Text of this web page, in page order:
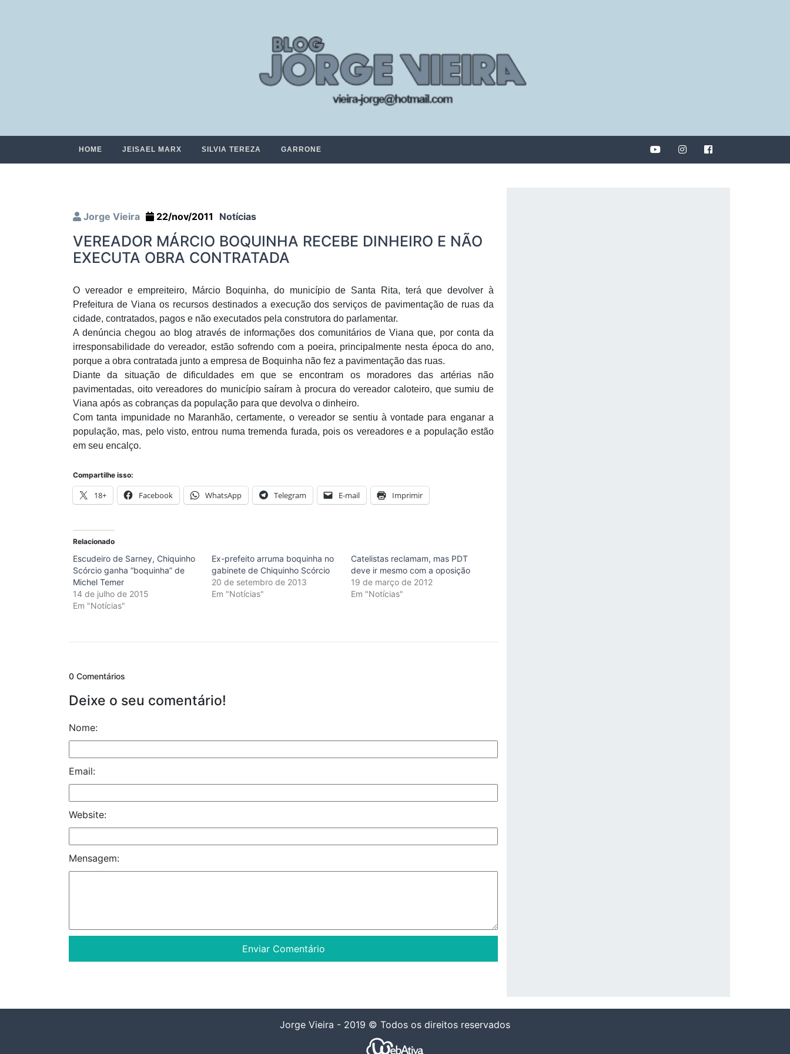
HOME JEISAEL MARX SILVIA TEREZA GARRONE
Jorge Vieira 22/nov/2011 Notícias
VEREADOR MÁRCIO BOQUINHA RECEBE DINHEIRO E NÃO
EXECUTA OBRA CONTRATADA
O vereador e empreiteiro, Márcio Boquinha, do município de Santa Rita, terá que devolver à
Prefeitura de Viana os recursos destinados a execução dos serviços de pavimentação de ruas da
cidade, contratados, pagos e não executados pela construtora do parlamentar.
A denúncia chegou ao blog através de informações dos comunitários de Viana que, por conta da
irresponsabilidade do vereador, estão sofrendo com a poeira, principalmente nesta época do ano,
porque a obra contratada junto a empresa de Boquinha não fez a pavimentação das ruas.
Diante da situação de dificuldades em que se encontram os moradores das artérias não
pavimentadas, oito vereadores do município saíram à procura do vereador caloteiro, que sumiu de
Viana após as cobranças da população para que devolva o dinheiro.
Com tanta impunidade no Maranhão, certamente, o vereador se sentiu à vontade para enganar a
população, mas, pelo visto, entrou numa tremenda furada, pois os vereadores e a população estão
em seu encalço.
Compartilhe isso:
18+ Facebook WhatsApp Telegram E-mail Imprimir
Relacionado
Escudeiro de Sarney, Chiquinho
Scórcio ganha “boquinha” de
Michel Temer
14 de julho de 2015
Em "Notícias"
Ex-prefeito arruma boquinha no
gabinete de Chiquinho Scórcio
20 de setembro de 2013
Em "Notícias"
Catelistas reclamam, mas PDT
deve ir mesmo com a oposição
19 de março de 2012
Em "Notícias"
0 Comentários
Deixe o seu comentário!
Nome:
Email:
Website:
Mensagem:
Jorge Vieira - 2019 © Todos os direitos reservados